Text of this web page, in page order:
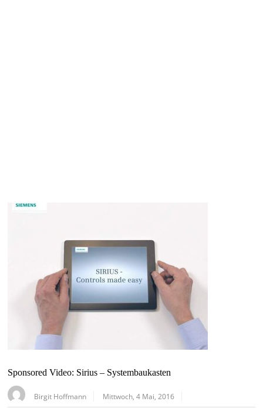
Sponsored Video: Sirius – Systembaukasten
Birgit Hoffmann Mittwoch, 4 Mai, 2016